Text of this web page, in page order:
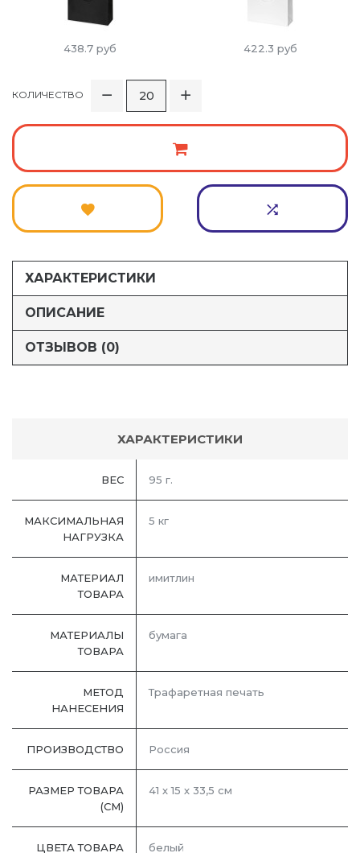
438.7 руб 422.3 руб
КОЛИЧЕСТВО
ХАРАКТЕРИСТИКИ
ОПИСАНИЕ
ОТЗЫВОВ (0)
ХАРАКТЕРИСТИКИ
ВЕС 95 г.
МАКСИМАЛЬНАЯ
НАГРУЗКА
5 кг
МАТЕРИАЛ
ТОВАРА
имитлин
МАТЕРИАЛЫ
ТОВАРА
бумага
МЕТОД
НАНЕСЕНИЯ
Трафаретная печать
ПРОИЗВОДСТВО Россия
РАЗМЕР ТОВАРА
(СМ)
41 х 15 х 33,5 см
ЦВЕТА ТОВАРА белый